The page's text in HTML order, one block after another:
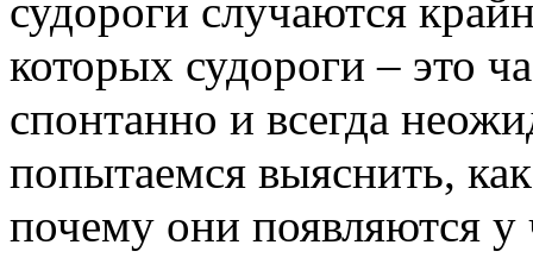
судороги случаются
которых судороги – это
спонтанно и всегда
попытаемся выяснить,
почему они появляются у